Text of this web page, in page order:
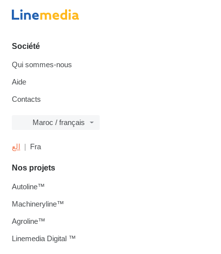
Société
Qui sommes-nous
Aide
Contacts
Maroc / français
الع Fra
Nos projets
Autoline™
Machineryline™
Agroline™
Linemedia Digital ™